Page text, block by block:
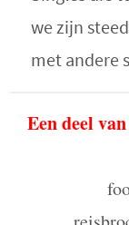
we zijn
met andere
Een deel